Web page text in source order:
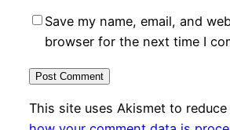
Save my name, email, and
browser for the next time I
This site uses Akismet to reduce